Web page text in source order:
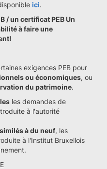
ici.
/ un certificat PEB Un
à faire une
exigences PEB pour
ou économiques, ou
du patrimoine.
les demandes de
à l'autorité
à du neuf, les
à l'Institut Bruxellois